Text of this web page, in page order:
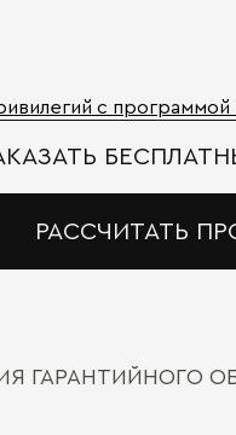
с
РАССЧИТАТЬ
ГАРАНТИЙНОГО